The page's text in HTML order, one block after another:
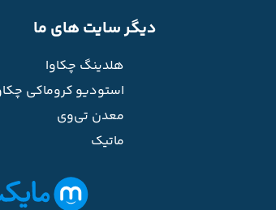
دیگر سایت های ما
هلدینگ چکاوا
استودیو کروماکی
معدن تی‌وی
ماتیک